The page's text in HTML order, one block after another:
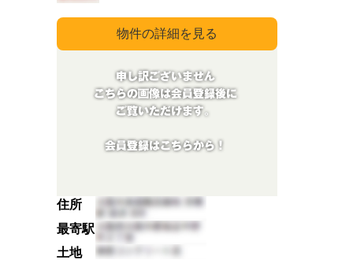
住所
最寄駅
土地